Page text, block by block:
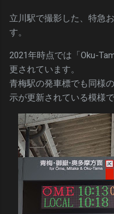
立川駅で撮影した、特急
す。
2021年時点では「Oku-
更されています。
青梅駅の発車標でも同様
示が更新されている模様で